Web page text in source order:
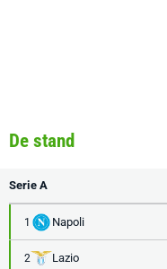
De stand
Serie A
1 Napoli
2 Lazio